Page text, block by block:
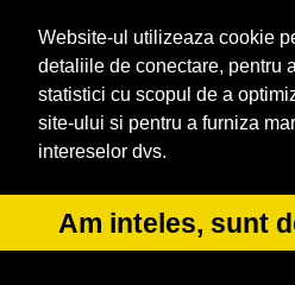
Website-ul utilizeaza cookie
detaliile de conectare, pentru
statistici cu scopul de a
site-ului si pentru a furniza
intereselor dvs.
Am inteles, sunt
Service-Reparatii.com
Cardiologul.ro
CentraleBoilere.ro
CentruInchirieri.ro
© 2014-2026 -ANPC SOL